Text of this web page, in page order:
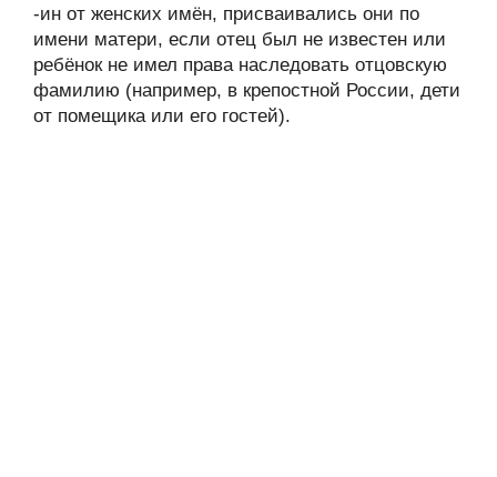
-ин от женских имён, присваивались они по
имени матери, если отец был не известен или
ребёнок не имел права наследовать отцовскую
фамилию (например, в крепостной России, дети
от помещика или его гостей).